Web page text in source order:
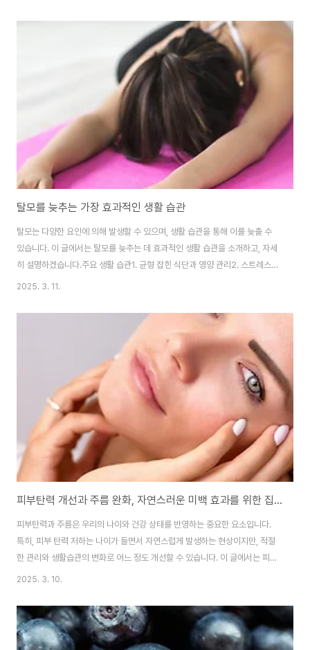
마사지는 눈밑 지방을 줄이고 피부 탄력을 회복하는 데 매우 효과적인 방법입
니다. 이 마사지는 림프와 혈액의 흐름을 촉진하여 노폐물을 배출하고 부종을
완화하는 데 도움을 줍니다. 림프 순환 마사지 방법:양손가락으로 눈의 앞쪽과
눈꼬리를 부드럽게 누른 후, 눈썹뼈를 따라 앞에서 뒤로 쓸어주듯 마사지합니
다.중지로 눈 위쪽 중앙에서 시작..
탈모를 늦추는 가장 효과적인 생활 습관
탈모는 다양한 요인에 의해 발생할 수 있으며, 생활 습관을 통해 이를 늦출 수
있습니다. 이 글에서는 탈모를 늦추는 데 효과적인 생활 습관을 소개하고, 자세
히 설명하겠습니다.주요 생활 습관1. 균형 잡힌 식단과 영양 관리2. 스트레스
관리와 수면 패턴3. 규칙적인 운동과 두피 관리1. 균형 잡힌 식단과 영양 관리
같은 미네랄은 모발 건강에 필수적입니다. 균형 잡힌 식단을 통해 이러한 영양
소를 충분히 섭취하는 것이 중요합니다.비타민 A: 비타민 A는 모발 성장과 두
피 건강에 중요한 역할을 합니다. 비타민 A가 풍부한 식품으로는 고기, 달걀, 유
제품, 그리고 카로틴이 풍부한 채소(당근, 시금치 등)가 있습니다.비타민 C: 비
2025. 3. 11.
피부탄력 개선과 주름 완화, 자연스러운 미백 효과를 위한 집중 피부관리 방법
피부탄력과 주름은 우리의 나이와 건강 상태를 반영하는 중요한 요소입니다.
특히, 피부 탄력 저하는 나이가 들면서 자연스럽게 발생하는 현상이지만, 적절
한 관리와 생활습관의 변화로 어느 정도 개선할 수 있습니다. 이 글에서는 피부
탄력 개선과 주름 완화, 그리고 자연스러운 미백 효과를 위한 다양한 방법을 소
근육량을 증가시키는 운동은 특히 다리나 팔에서 보이는 피부 탄력 저하를 개
선하는 데 도움을 줍니다. 또한, 턱이나 목 주위의 탄력 개선에도 효과적입니다.
운동은 혈액순환을 개선하고, 피부에 필요한 영양소를 공급하는 데 도움을 줍
2025. 3. 10.